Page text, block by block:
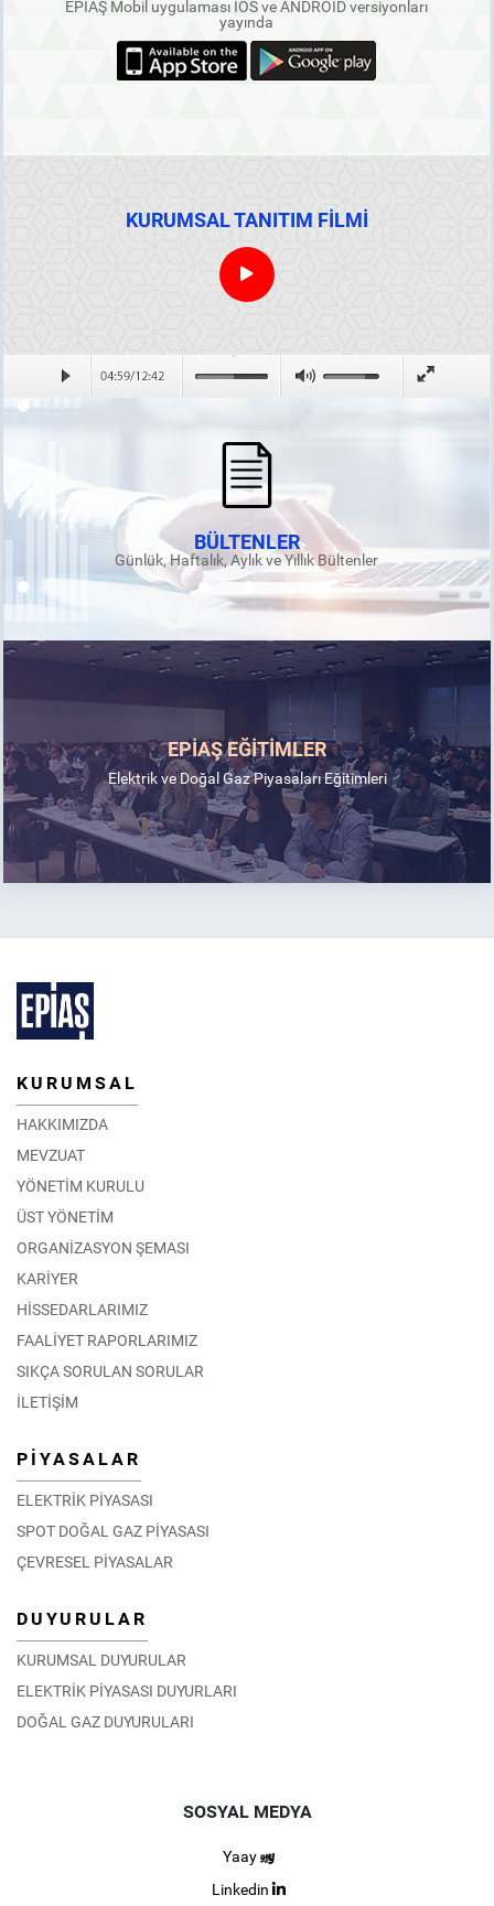
EPİAŞ Mobil uygulaması IOS ve ANDROID versiyonları
yayında
KURUMSAL TANITIM FİLMİ
BÜLTENLER
Günlük, Haftalık, Aylık ve Yıllık Bültenler
EPİAŞ EĞİTİMLER
Elektrik ve Doğal Gaz Piyasaları Eğitimleri
KURUMSAL
HAKKIMIZDA
MEVZUAT
YÖNETİM KURULU
ÜST YÖNETİM
ORGANİZASYON ŞEMASI
KARİYER
HİSSEDARLARIMIZ
FAALİYET RAPORLARIMIZ
SIKÇA SORULAN SORULAR
İLETİŞİM
PİYASALAR
ELEKTRİK PİYASASI
SPOT DOĞAL GAZ PİYASASI
ÇEVRESEL PİYASALAR
DUYURULAR
KURUMSAL DUYURULAR
ELEKTRİK PİYASASI DUYURLARI
DOĞAL GAZ DUYURULARI
SOSYAL MEDYA
Yaay
Linkedin